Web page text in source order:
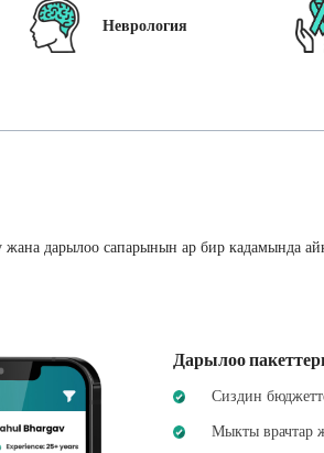
Неврология
дарылоо сапарынын ар бир кадамында
Дарылоо
Сиздин
Мыкты врачтар